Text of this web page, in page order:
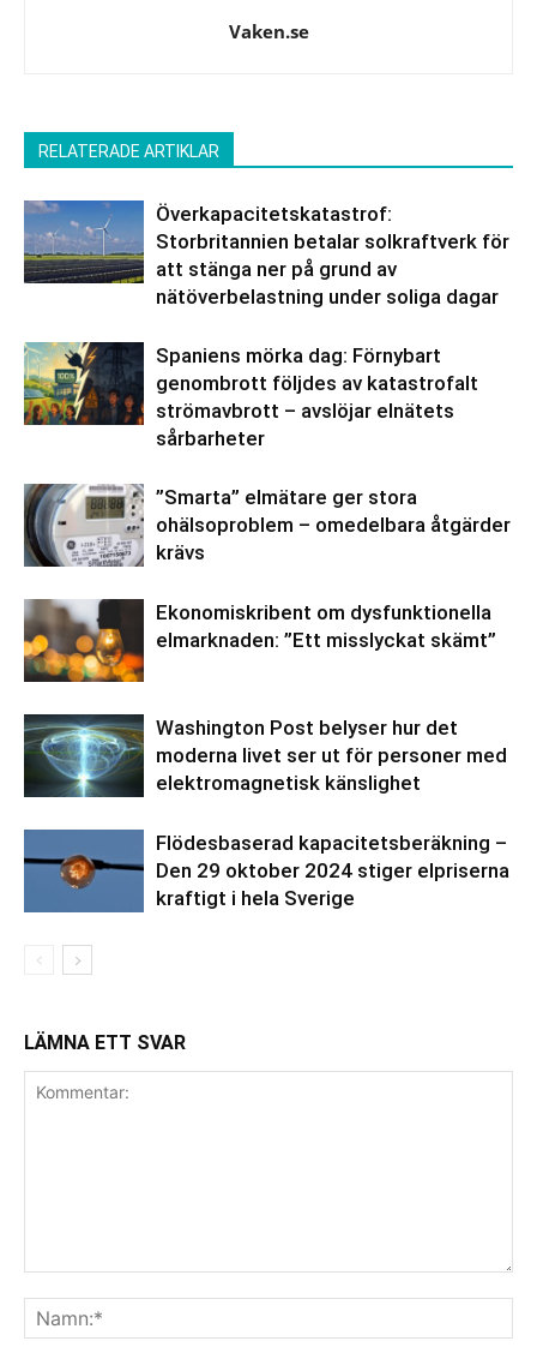
Vaken.se
RELATERADE ARTIKLAR
Överkapacitetskatastrof:
Storbritannien betalar solkraftverk för
att stänga ner på grund av
nätöverbelastning under soliga dagar
Spaniens mörka dag: Förnybart
genombrott följdes av katastrofalt
strömavbrott – avslöjar elnätets
sårbarheter
”Smarta” elmätare ger stora
ohälsoproblem – omedelbara åtgärder
krävs
Ekonomiskribent om dysfunktionella
elmarknaden: ”Ett misslyckat skämt”
Washington Post belyser hur det
moderna livet ser ut för personer med
elektromagnetisk känslighet
Flödesbaserad kapacitetsberäkning –
Den 29 oktober 2024 stiger elpriserna
kraftigt i hela Sverige
LÄMNA ETT SVAR